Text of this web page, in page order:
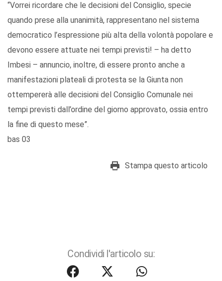
“Vorrei ricordare che le decisioni del Consiglio, specie
quando prese alla unanimità, rappresentano nel sistema
democratico l’espressione più alta della volontà popolare e
devono essere attuate nei tempi previsti! – ha detto
Imbesi – annuncio, inoltre, di essere pronto anche a
manifestazioni plateali di protesta se la Giunta non
ottempererà alle decisioni del Consiglio Comunale nei
tempi previsti dall’ordine del giorno approvato, ossia entro
la fine di questo mese”.
bas 03
Stampa questo articolo
Condividi l'articolo su: